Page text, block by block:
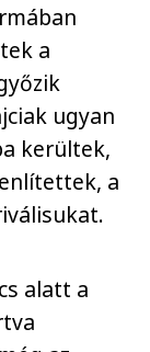
a
ugyan
kerültek,
a
alatt a